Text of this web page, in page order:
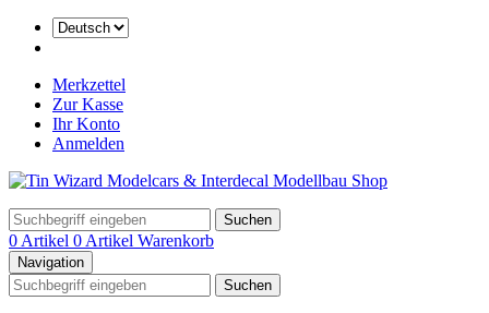
Merkzettel
Zur Kasse
Ihr Konto
Anmelden
Suchen
0 Artikel 0 Artikel Warenkorb
Navigation
Suchen